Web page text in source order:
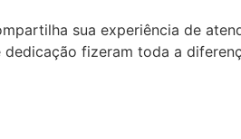
sua experiência de
fizeram toda a